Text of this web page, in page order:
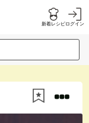
新着レシピログイン